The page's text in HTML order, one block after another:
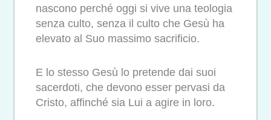
nascono perché oggi si vive una teologia
senza culto, senza il culto che Gesù ha
elevato al Suo massimo sacrificio.
E lo stesso Gesù lo pretende dai suoi
sacerdoti, che devono esser pervasi da
Cristo, affinché sia Lui a agire in loro.